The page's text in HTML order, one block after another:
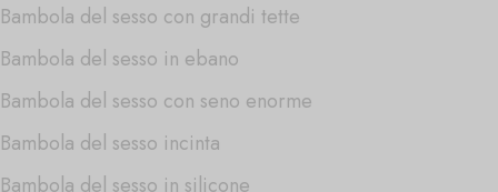
Bambola del sesso con grandi tette
Bambola del sesso in ebano
Bambola del sesso con seno enorme
Bambola del sesso incinta
Bambola del sesso in silicone